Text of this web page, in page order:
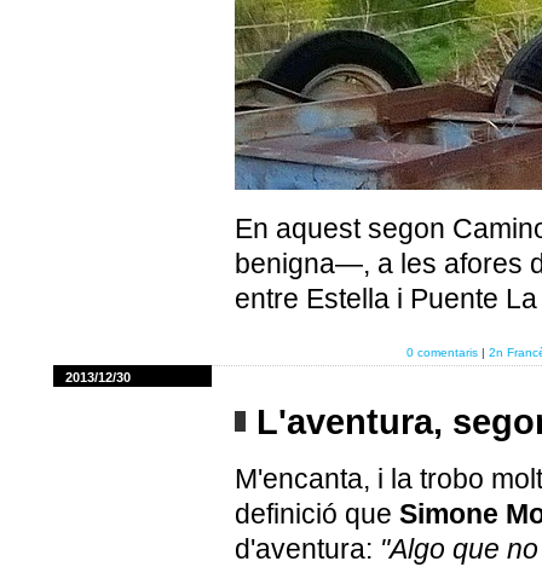
En aquest segon
benigna—, a les afores
entre Estella i Puente
0 comentaris | 2n
2013/12/30
L'aventura,
M'encanta, i la trobo
definició que Simone
d'aventura: "Algo que